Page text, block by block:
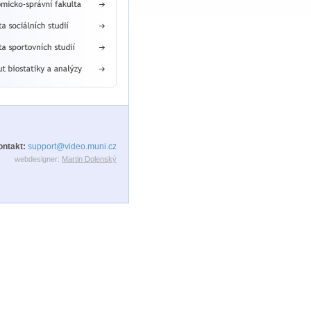
support@video.muni.cz
webdesigner: Martin Dolenský